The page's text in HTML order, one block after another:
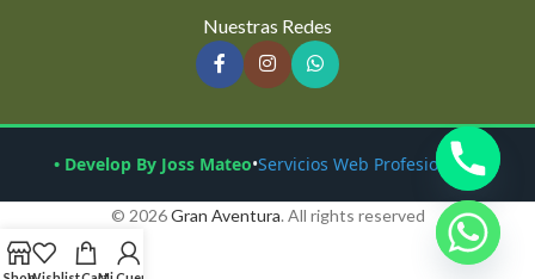
Nuestras Redes
• Develop By Joss Mateo•Servicios Web Profesionales
© 2026Gran Aventura. All rights reserved